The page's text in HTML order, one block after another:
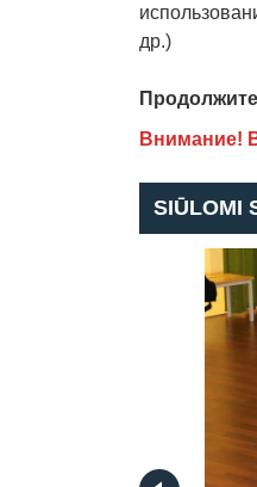
др.)
Внимание!
SIŪLOMI